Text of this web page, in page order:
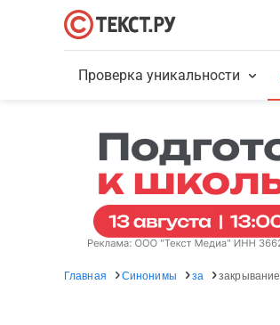
Проверка уникальности
Главная Синонимы за закрывание